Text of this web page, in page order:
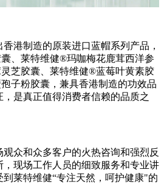
港制造的原装进口蓝帽系列产品，
、莱特维健®玛咖梅花鹿茸西洋参
芝胶囊、莱特维健®蓝莓叶黄素胶
子粉胶囊，兼具香港制造的功效品
是真正值得消费者信赖的品质之
众和众多客户的火热咨询和强烈反
现场工作人员的细致服务和专业讲
莱特维健“专注天然，呵护健康"的